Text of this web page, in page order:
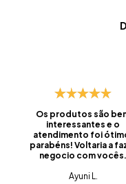
Os produtos são
interessantes e o
atendimento foi
parabéns! Voltaria a
negocio com vocês.
Ayuni L.